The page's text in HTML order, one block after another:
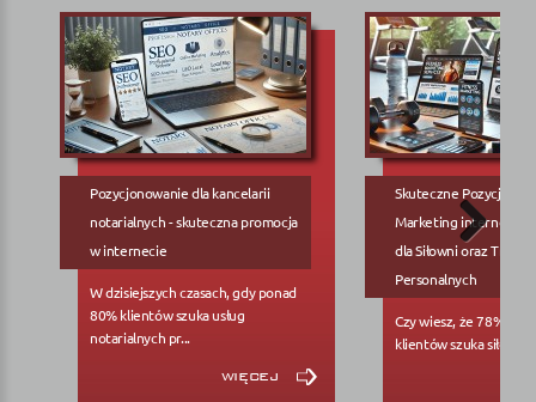
Pozycjonowanie dla kancelarii
notarialnych - skuteczna promocja
w internecie
W dzisiejszych czasach, gdy ponad
80% klientów szuka usług
notarialnych pr...
więcej
Skuteczne
Marketing internetowy
dla Siłowni oraz
Personalnych
Czy wiesz, że 78%
klientów szuka siłowni...